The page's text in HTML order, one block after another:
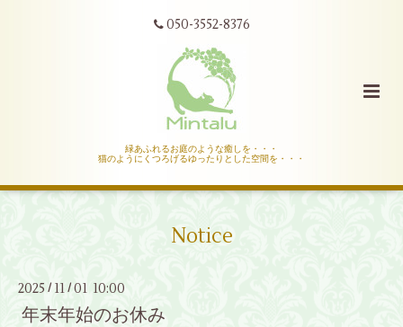
050-3552-8376
緑あふれるお庭のような癒しを・・・
猫のようにくつろげるゆったりとした空間を・・・
Notice
2025 / 11 / 01 10:00
年末年始のお休み